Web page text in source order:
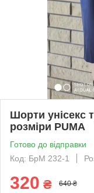
Шорти унісекс
розміри PUMA
Готово до відправки
Код: БрМ 232-1
320 ₴ 640 ₴